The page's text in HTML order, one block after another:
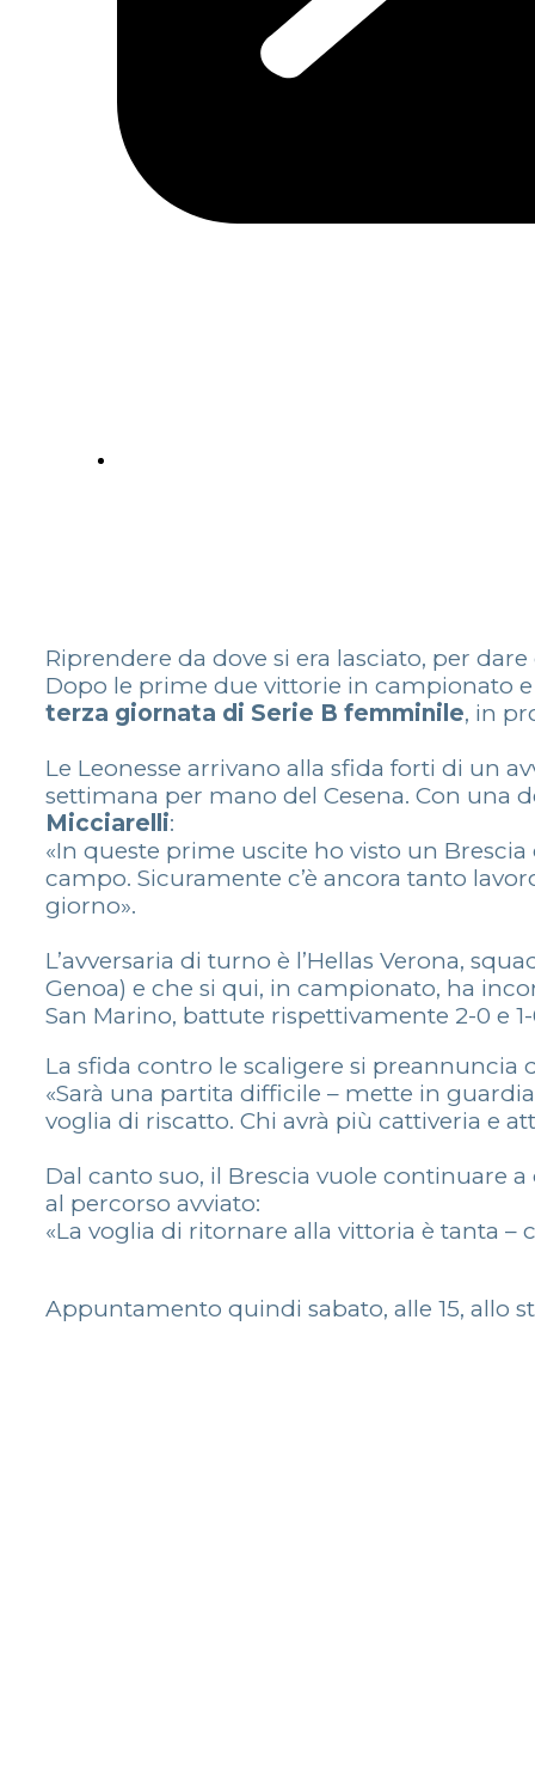
Riprendere da dove si era lasciato, per
Dopo le prime due vittorie in campionato
terza giornata di Serie B femminile, in
Le Leonesse arrivano alla sfida forti di un
settimana per mano del Cesena. Con
Micciarelli:
«In queste prime uscite ho visto un
campo. Sicuramente c’è ancora tanto
giorno».
L’avversaria di turno è l’Hellas Verona,
Genoa) e che si qui, in campionato, ha
San Marino, battute rispettivamente 2-0 e
La sfida contro le scaligere si
«Sarà una partita difficile – mette in
voglia di riscatto. Chi avrà più cattiveria e
Dal canto suo, il Brescia vuole continuare
al percorso avviato:
«La voglia di ritornare alla vittoria è tanta –
Appuntamento quindi sabato, alle 15, allo